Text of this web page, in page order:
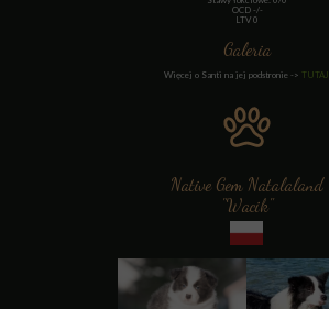
Więcej o Santi na jej podstronie -> TUTAJ
Galeria
OCD -/-
LTV 0
Native Gem Natalaland
"Wacik"